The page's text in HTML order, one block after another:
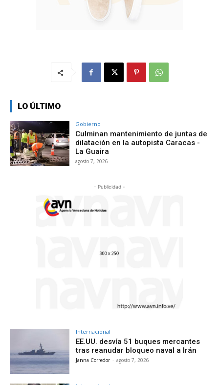
LO ÚLTIMO
Gobierno
Culminan mantenimiento de juntas de
dilatación en la autopista Caracas -
La Guaira
agosto 7, 2026
- Publicidad -
Internacional
EE.UU. desvía 51 buques mercantes
tras reanudar bloqueo naval a Irán
Janna Corredor - agosto 7, 2026